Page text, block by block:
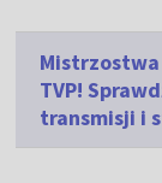
TVP!
transmisji i